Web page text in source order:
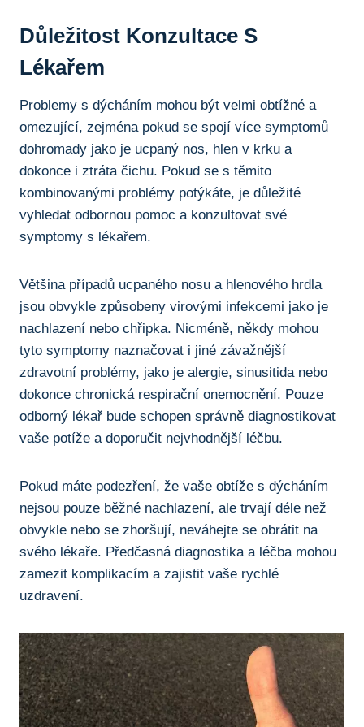
Důležitost Konzultace S
Lékařem
Problemy s dýcháním mohou být velmi obtížné a
omezující, zejména pokud ‌se spojí více‌ symptomů
⁤dohromady jako je ucpaný nos, hlen ​v krku a
dokonce ⁣i ztráta čichu. ‌Pokud se ⁤s ‌těmito
kombinovanými problémy potýkáte, je důležité
vyhledat odbornou ⁣pomoc⁣ a konzultovat své
symptomy⁣ s lékařem.
Většina⁢ případů⁢ ucpaného nosu a hlenového hrdla
jsou obvykle ⁣způsobeny ⁣virovými infekcemi jako je
nachlazení nebo chřipka. Nicméně, někdy mohou
‌tyto⁤ symptomy naznačovat⁤ i jiné závažnější
zdravotní‍ problémy, jako je alergie, sinusitida nebo
dokonce‌ chronická respirační onemocnění. Pouze⁢
odborný lékař bude schopen‌ správně diagnostikovat
vaše potíže‌ a ‌doporučit nejvhodnější⁤ léčbu.
Pokud máte podezření,​ že vaše obtíže s dýcháním​
nejsou pouze běžné‌ nachlazení, ale trvají déle než
⁣obvykle nebo se zhoršují, ​neváhejte ⁢se obrátit na⁢
svého⁢ lékaře.‌ Předčasná diagnostika a léčba mohou
zamezit komplikacím a zajistit ⁣vaše rychlé
uzdravení.